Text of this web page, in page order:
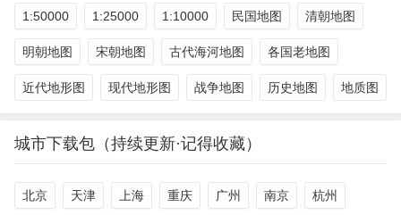
1:50000 1:25000 1:10000 民国地图 清朝地图
明朝地图 宋朝地图 古代海河地图 各国老地图
近代地形图 现代地形图 战争地图 历史地图 地质图
城市下载包（持续更新·记得收藏）
北京 天津 上海 重庆 广州 南京 杭州